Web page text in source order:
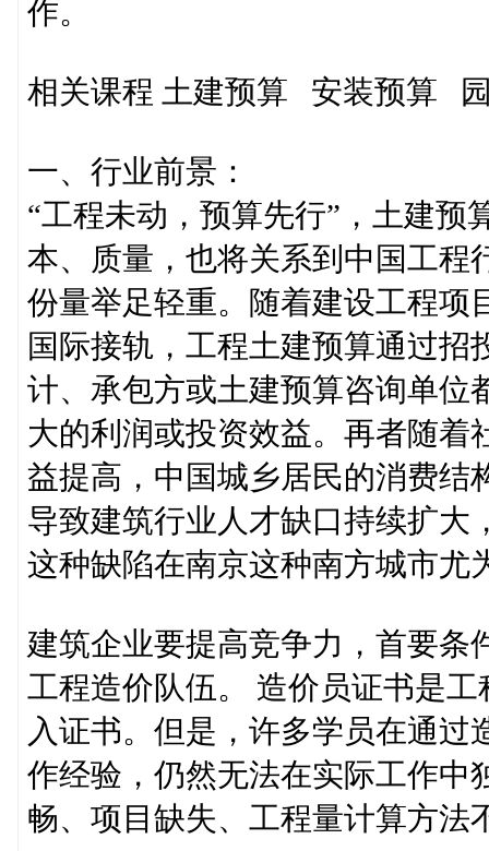
作。
相关课程 土建预算 安装预算
一、行业前景：
“工程未动，预算先行”，土建预
本、质量，也将关系到中国工程
份量举足轻重。随着建设工程项
国际接轨，工程土建预算通过
计、承包方或土建预算咨询单位
大的利润或投资效益。再者随着
益提高，中国城乡居民的消费结
导致建筑行业人才缺口持续扩大
这种缺陷在南京这种南方城市尤
建筑企业要提高竞争力，首要条
工程造价队伍。 造价员证书是
入证书。但是，许多学员在通
作经验，仍然无法在实际工作中
畅、项目缺失、工程量计算方法